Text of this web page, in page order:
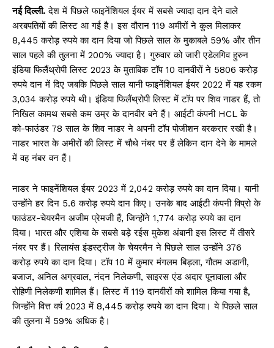
नई दिल्ली. देश में पिछले फाइनेंशियल ईयर में सबसे ज्यादा दान देने वाले
अरबपतियों की लिस्ट आ गई है। इस दौरान 119 अमीरों ने कुल मिलाकर
8,445 करोड़ रुपये का दान दिया जो पिछले साल के मुकाबले 59% और तीन
साल पहले की तुलना में 200% ज्यादा है। गुरुवार को जारी एडेलगिव हुरुन
इंडिया फिलैंथ्रोपी लिस्ट 2023 के मुताबिक टॉप 10 दानवीरों ने 5806 करोड़
रुपये दान में दिए जबकि पिछले साल यानी फाइनेंशियल ईयर 2022 में यह रकम
3,034 करोड़ रुपये थी। इंडिया फिलैंथ्रोपी लिस्ट में टॉप पर शिव नाडर हैं, तो
निखिल कामथ सबसे कम उम्र के दानवीर बने हैं। आईटी कंपनी HCL के
को-फाउंडर 78 साल के शिव नाडर ने अपनी टॉप पोजीशन बरकरार रखी है।
नाडर भारत के अमीरों की लिस्ट में चौथे नंबर पर हैं लेकिन दान देने के मामले
में वह नंबर वन हैं।
नाडर ने फाइनेंशियल ईयर 2023 में 2,042 करोड़ रुपये का दान दिया। यानी
उन्होंने हर दिन 5.6 करोड़ रुपये दान किए। उनके बाद आईटी कंपनी विप्रो के
फाउंडर-चेयरमैन अजीम प्रेमजी हैं, जिन्होंने 1,774 करोड़ रुपये का दान
दिया। भारत और एशिया के सबसे बड़े रईस मुकेश अंबानी इस लिस्ट में तीसरे
नंबर पर हैं। रिलायंस इंडस्ट्रीज के चेयरमैन ने पिछले साल उन्होंने 376
करोड़ रुपये का दान दिया। टॉप 10 में कुमार मंगलम बिड़ला, गौतम अडानी,
बजाज, अनिल अग्रवाल, नंदन निलेकणी, साइरस एंड अदार पूनावाला और
रोहिणी निलेकणी शामिल हैं। लिस्ट में 119 दानवीरों को शामिल किया गया है,
जिन्होंने वित्त वर्ष 2023 में 8,445 करोड़ रुपये का दान दिया। ये पिछले साल
की तुलना में 59% अधिक है।